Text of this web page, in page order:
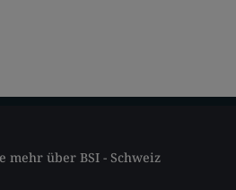
mehr über BSI - Schweiz